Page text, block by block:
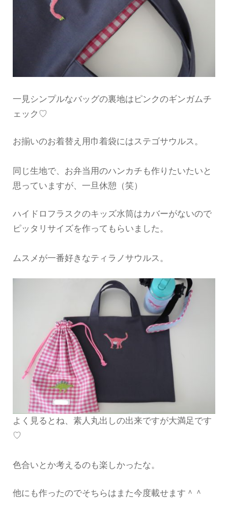
一見シンプルなバッグの裏地はピンクのギンガムチ
ェック♡
お揃いのお着替え用巾着袋にはステゴサウルス。
同じ生地で、お弁当用のハンカチも作りたいたいと
思っていますが、一旦休憩（笑）
ハイドロフラスクのキッズ水筒はカバーがないので
ピッタリサイズを作ってもらいました。
ムスメが一番好きなティラノサウルス。
よく見るとね、素人丸出しの出来ですが大満足です
♡
色合いとか考えるのも楽しかったな。
他にも作ったのでそちらはまた今度載せます＾＾